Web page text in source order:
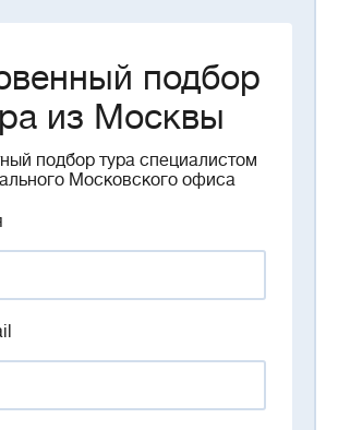
подбор
из Москвы
подбор тура специалистом
Московского офиса